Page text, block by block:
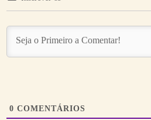
0 COMENTÁRIOS